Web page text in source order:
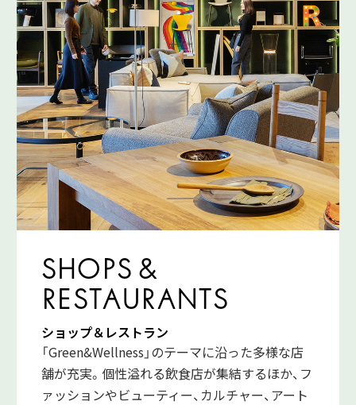
SHOPS &
RESTAURANTS
ショップ＆レストラン
「Green&Wellness」のテーマに沿った多様な店
舗が充実。個性溢れる飲食店が集結するほか、フ
ァッションやビューティー、カルチャー、アート